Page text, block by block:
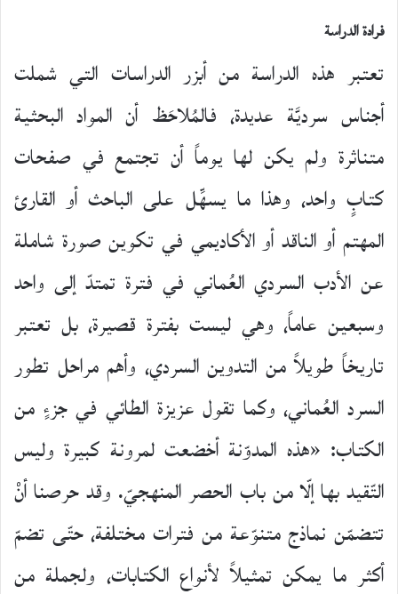
فرادة الدراسة
تعتبر هذه الدراسة من أبزر الدراسات التي شملت
أجناس سرديَّة عديدة، فالمُلاحَظ أن المواد البحثية
متناثرة ولم يكن لها يوماً أن تجتمع في صفحات
كتابٍ واحد، وهذا ما يسهِّل على الباحث أو القارئ
المهتم أو الناقد أو الأكاديمي في تكوين صورة شاملة
عن الأدب السردي العُماني في فترة تمتدّ إلى واحد
وسبعين عاماً، وهي ليست بفترة قصيرة، بل تعتبر
تاريخاً طويلاً من التدوين السردي، وأهم مراحل تطور
السرد العُماني، وكما تقول عزيزة الطائي في جزءٍ من
الكتاب: «هذه المدوّنة أخضعت لمرونة كبيرة وليس
التّقيد بها إلّا من باب الحصر المنهجيّ. وقد حرصنا أنْ
تتضمّن نماذج متنوّعة من فترات مختلفة، حتّى تضمّ
أكثر ما يمكن تمثيلاً لأنواع الكتابات، ولجملة من